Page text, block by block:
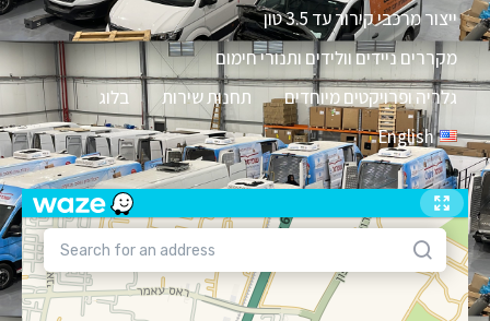
ייצור מרכבי קירור עד 3.5 טון
מקררים ניידים וולידים ותנורי חימום
גלריה ופרויקטים מיוחדים
תחנות שירות
בלוג
English